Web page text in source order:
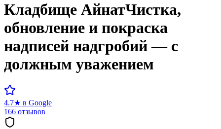
Кладбище АйнатЧистка,
обновление и покраска
надписей надгробий — с
должным уважением
4.7★ в Google
166 отзывов